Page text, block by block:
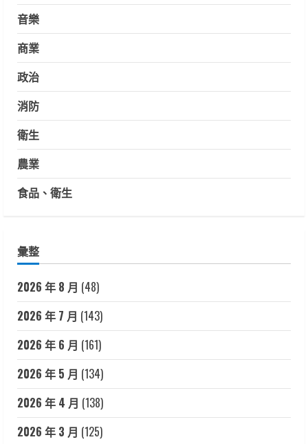
音樂
商業
政治
消防
衛生
農業
食品、衛生
彙整
2026 年 8 月 (48)
2026 年 7 月 (143)
2026 年 6 月 (161)
2026 年 5 月 (134)
2026 年 4 月 (138)
2026 年 3 月 (125)